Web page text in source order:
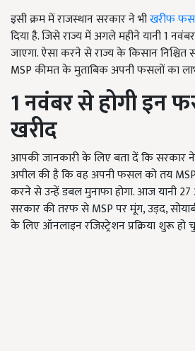
इसी क्रम में राजस्थान सरकार ने भीखरीफ
दिया है. जिसे राज्य में अगले महीने यानी 1
जाएगा. ऐसा करने से राज्य के किसान
MSP कीमत के मुताबिक अपनी फसलों का
1नवंबर से होगी इन
खरीद
आपकी जानकारी के लिए बता दें कि सरकार
अपील की है कि वह अपनी फसल को तय
करने से उन्हें डबल मुनाफा होगा. आज यानी
सरकार की तरफ से MSP पर मूंग, उड़द,
के लिए ऑनलाइन रजिस्ट्रेशन प्रक्रिया शुरू हो